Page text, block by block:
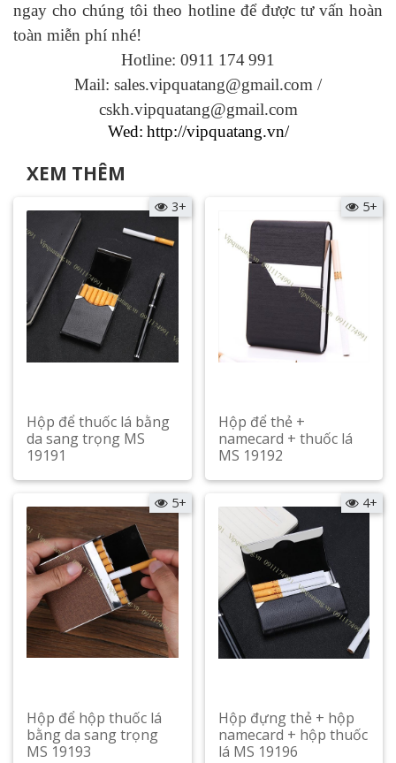
ngay cho chúng tôi theo hotline để được tư vấn hoàn
toàn miễn phí nhé!
Hotline: 0911 174991
Mail: sales.vipquatang@gmail.com /
cskh.vipquatang@gmail.com
Wed: http://vipquatang.vn/
XEM THÊM
3+
Hộp để thuốc lá bằng
da sang trọng MS
19191
Xem chi tiết
5+
Hộp để thẻ +
namecard + thuốc lá
MS 19192
Xem chi tiết
5+
Hộp để hộp thuốc lá
bằng da sang trọng
MS 19193
4+
Hộp đựng thẻ + hộp
namecard + hộp thuốc
lá MS 19196